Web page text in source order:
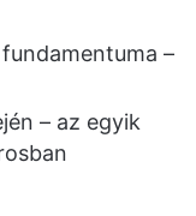
–
– az egyik